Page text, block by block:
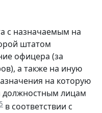
с назначаемым на
штатом
офицера (за
а также на иную
на которую
должностным лицам
5 в соответствии с